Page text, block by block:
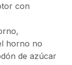
con
horno no
de azúcar